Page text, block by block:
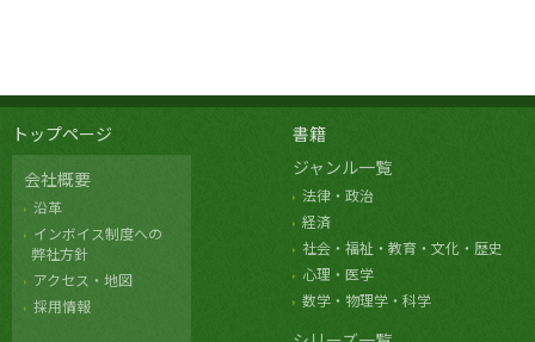
トップページ
会社概要
沿革
インボイス制度への
弊社方針
アクセス・地図
採用情報
書籍
ジャンル一覧
法律・政治
経済
社会・福祉・教育・文化・歴史
心理・医学
数学・物理学・科学